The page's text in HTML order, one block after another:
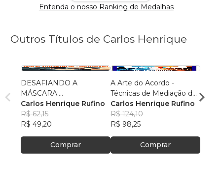
Entenda o nosso Ranking de Medalhas
Outros Títulos de Carlos Henrique
DESAFIANDO A
MÁSCARA:
MASCULINIDADE
SAUDAVEL
Carlos Henrique Rufino
R$ 62,15
R$ 49,20
Comprar
A Arte do Acordo -
Técnicas de Mediação de
Conflitos
Carlos Henrique Rufino
R$ 124,10
R$ 98,25
Comprar
R$